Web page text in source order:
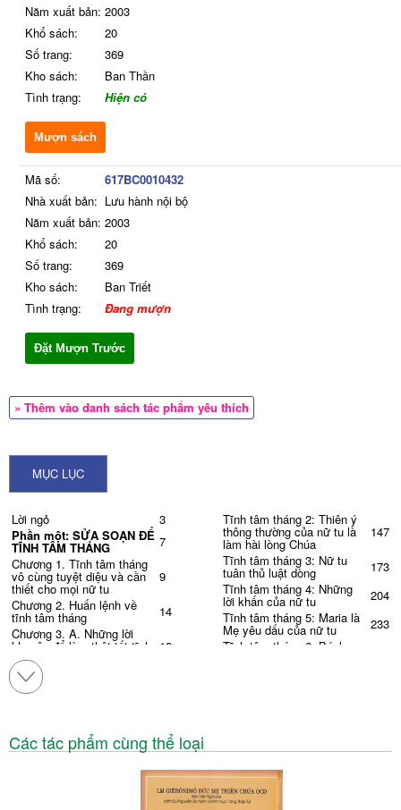
Năm xuất bản: 2003
Khổ sách:
20
Số trang:
369
Kho sách:
Ban Thần
Tình trạng:
Hiện có
Mượn sách
Mã số:
617BC0010432
Nhà xuất bản: Lưu hành nội bộ
Năm xuất bản: 2003
Khổ sách:
20
Số trang:
369
Kho sách:
Ban Triết
Tình trạng:
Đang mượn
Đặt Mượn Trước
» Thêm vào danh sách tác phẩm yêu thích
MỤC LỤC
Lời ngỏ
3
Phần một: SỬA SOẠN ĐỂ
TĨNH TÂM THÁNG
7
Chương 1. Tĩnh tâm tháng
vô cùng tuyệt diệu và cần
thiết cho mọi nữ tu
9
Chương 2. Huấn lệnh về
tĩnh tâm tháng
14
Chương 3. A. Những lời
khuyên để làm thật tốt tĩnh
tâm tháng
18
B. Thời khóa biểu ngày tĩnh
tâm tháng
Phần hai: CHỦ ĐỀ CỦA
TĨNH TÂM THÁNG QUANH
NĂM
23
Tĩnh tâm tháng 10: Ơn gọi
24
Tĩnh tâm tháng 2: Thiên ý
thông thường của nữ tu là
làm hài lòng Chúa
147
Tĩnh tâm tháng 3: Nữ tu
tuân thủ luật dòng
173
Tĩnh tâm tháng 4: Những
lời khấn của nữ tu
204
Tĩnh tâm tháng 5: Maria là
Mẹ yêu dấu của nữ tu
233
Tĩnh tâm tháng 6: Bánh
hành việc đạo đức của nữ
tu
321
A. Những kinh đọc trong
ngày tĩnh tâm
Các tác phẩm cùng thể loại